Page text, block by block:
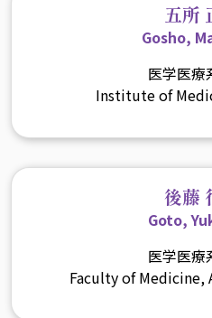
五所
Gosho,
医学医療
Institute of
後藤
Goto,
医学医療
Faculty of Medicine,